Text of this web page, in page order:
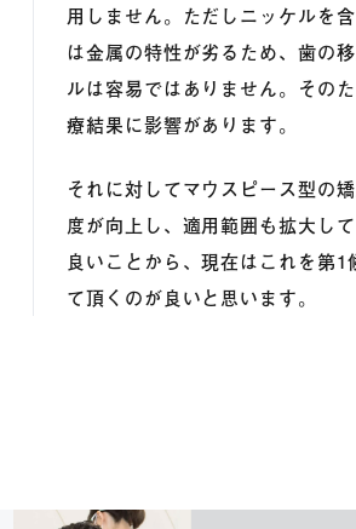
用しません。ただしニッケルを
は金属の特性が劣るため、歯の
ルは容易ではありません。その
療結果に影響があります。
それに対してマウスピース型の
度が向上し、適用範囲も拡大し
良いことから、現在はこれを第1
て頂くのが良いと思います。